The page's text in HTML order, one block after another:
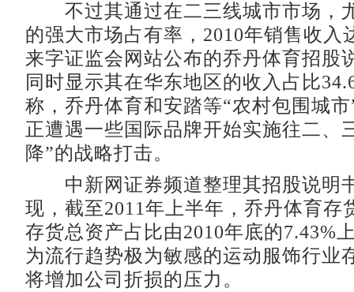
不过其通过在二三线城市市场，
的强大市场占有率，2010年销售收入
来字证监会网站公布的乔丹体育招股
同时显示其在华东地区的收入占比
称，乔丹体育和安踏等“农村包围城
正遭遇一些国际品牌开始实施往二、
降”的战略打击。
中新网证券频道整理其招股说明
现，截至2011年上半年，乔丹体育存
存货总资产占比由2010年底的7.43%
为流行趋势极为敏感的运动服饰行业
将增加公司折损的压力。